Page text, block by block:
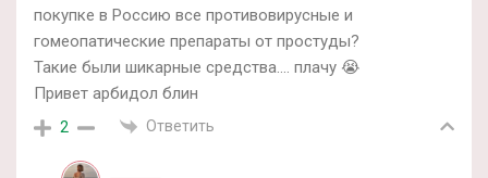
покупке в Россию все противовирусные и
гомеопатические препараты от простуды?
Такие были шикарные средства…. плачу 😭
Привет арбидол блин
2 Ответить